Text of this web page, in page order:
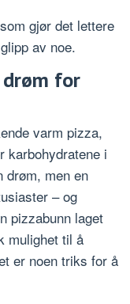
gjør det lettere
av noe.
drøm for
varm pizza,
karbohydratene i
drøm, men en
– og
pizzabunn laget
mulighet til å
er noen triks for å